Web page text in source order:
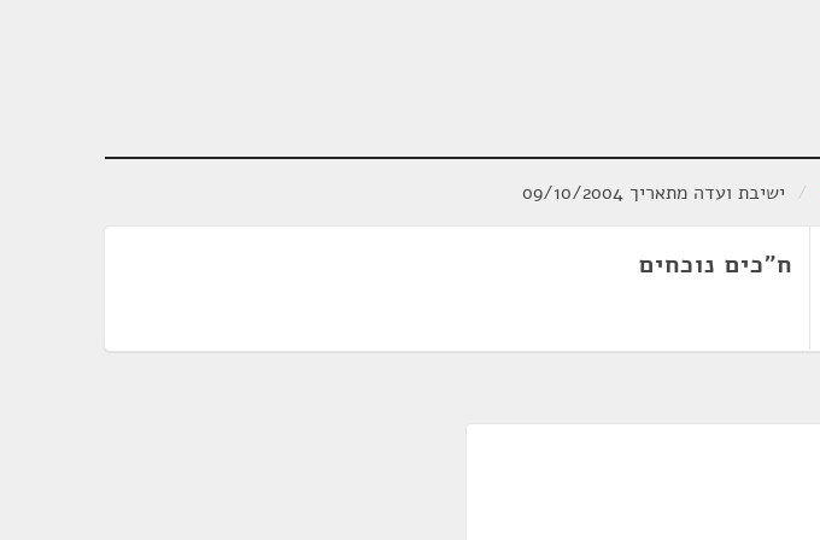
/ ישיבת ועדה מתאריך 09/10/2004
ח"כים נוכחים